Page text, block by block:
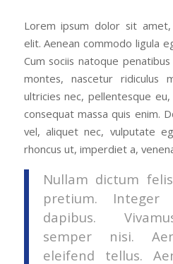
Lorem ipsum dolor sit amet,
elit. Aenean commodo ligula
Cum sociis natoque
montes, nascetur ridiculus
ultricies nec, pellentesque
consequat massa quis enim.
vel, aliquet nec, vulputate
rhoncus ut, imperdiet a,
Nullam dictum
pretium. Integer
dapibus.
semper nisi.
eleifend tellus.